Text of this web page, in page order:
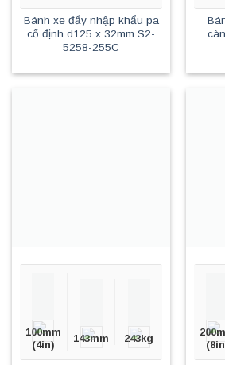
Bánh xe đẩy nhập khẩu pa
cố định d125 x 32mm S2-
5258-255C
100mm
(4in)
143mm 243kg